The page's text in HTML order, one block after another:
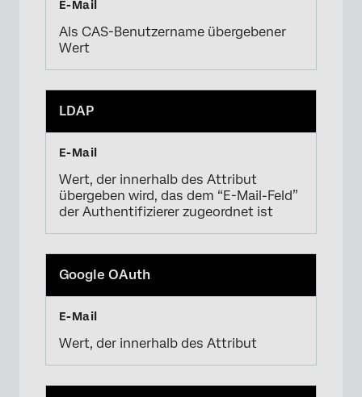
Als CAS-Benutzername übergebener
Wert
LDAP
Wert, der innerhalb des Attribut
übergeben wird, das dem “E-Mail-Feld”
der Authentifizierer zugeordnet ist
Google OAuth
Wert, der innerhalb des Attribut